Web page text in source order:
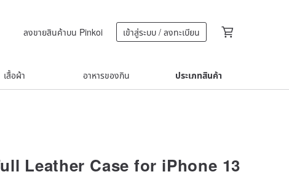
ลงขายสินค้าบน Pinkoi เข้าสู่ระบบ / ลงทะเบียน
เสื้อผ้า อาหารของกิน ประเภทสินค้า
Leather Case for iPhone 13